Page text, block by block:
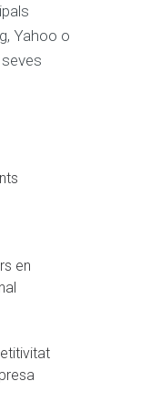
Yahoo o
en